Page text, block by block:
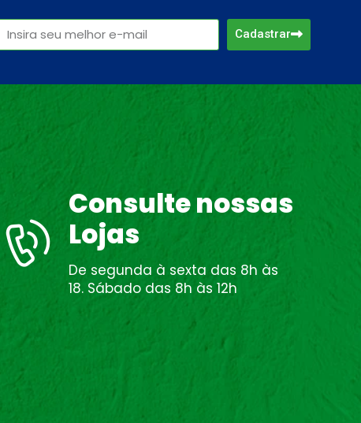
Cadastrar
Consulte nossas
Lojas
De segunda à sexta das 8h às
18. Sábado das 8h às 12h